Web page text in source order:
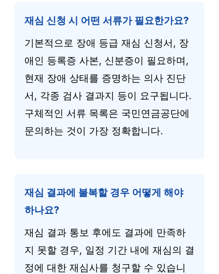
재심 신청 시 어떤 서류가 필요한가요?
기본적으로 장애 등급 재심 신청서, 장
애인 등록증 사본, 신분증이 필요하며,
현재 장애 상태를 증명하는 의사 진단
서, 각종 검사 결과지 등이 요구됩니다.
구체적인 서류 목록은 국민연금공단에
문의하는 것이 가장 정확합니다.
재심 결과에 불복할 경우 어떻게 해야
하나요?
재심 결과 통보 후에도 결과에 만족하
지 못할 경우, 일정 기간 내에 재심의 결
정에 대한 재심사를 청구할 수 있습니